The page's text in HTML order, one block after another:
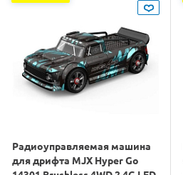
Радиоуправляемая машина
для дрифта MJX Hyper Go